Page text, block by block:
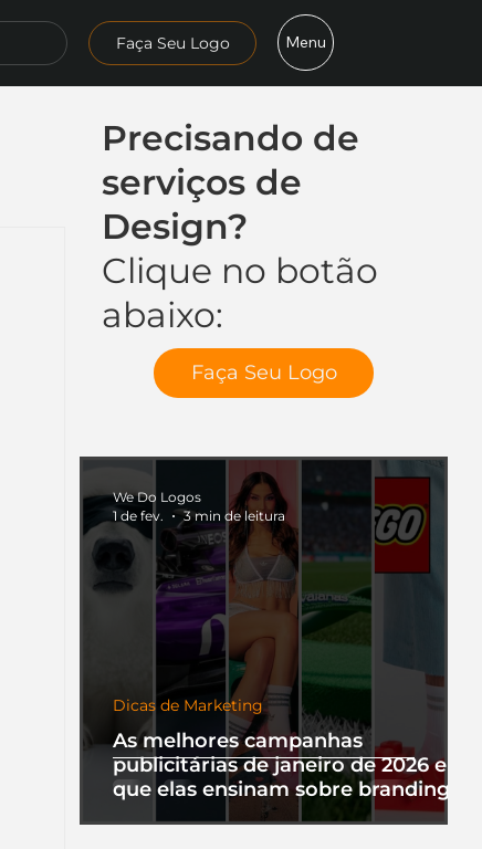
Faça Seu Logo Menu
Precisando de
serviços de
Design?
Clique no botão
abaixo:
Faça Seu Logo
As melhores campanhas
publicitárias de janeiro de 2026 e o
que elas ensinam sobre branding
Dicas de Marketing
We Do Logos
1 de fev.
3 min de leitura